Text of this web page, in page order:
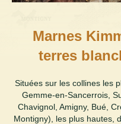
Marnes
terres
Situées sur les collines les
Gemme-en-Sancerrois,
Chavignol, Amigny, Bué,
Montigny), les plus hautes,